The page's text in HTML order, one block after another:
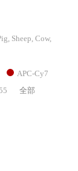
Sheep, Cow,
APC-Cy7
全部